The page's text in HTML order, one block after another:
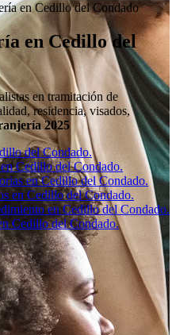
enCedillo del Condado
en Cedillo del
en tramitación de
residencia, visados,
2025
del Condado.
Cedillo del Condado.
en Cedillo del Condado.
en Cedillo del Condado.
en Cedillo del Condado.
Cedillo del Condado.